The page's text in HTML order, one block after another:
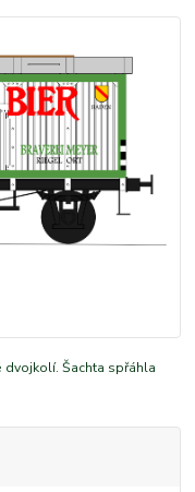
dvojkolí. Šachta spřáhla